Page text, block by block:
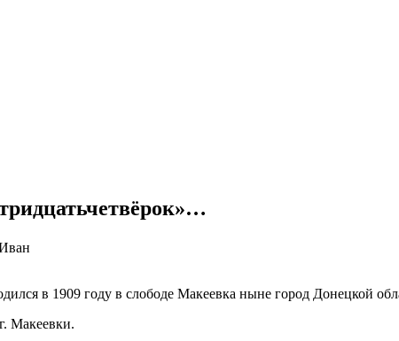
в 1909 году в слободе Макеевка ныне город Донецкой
Макеевки.